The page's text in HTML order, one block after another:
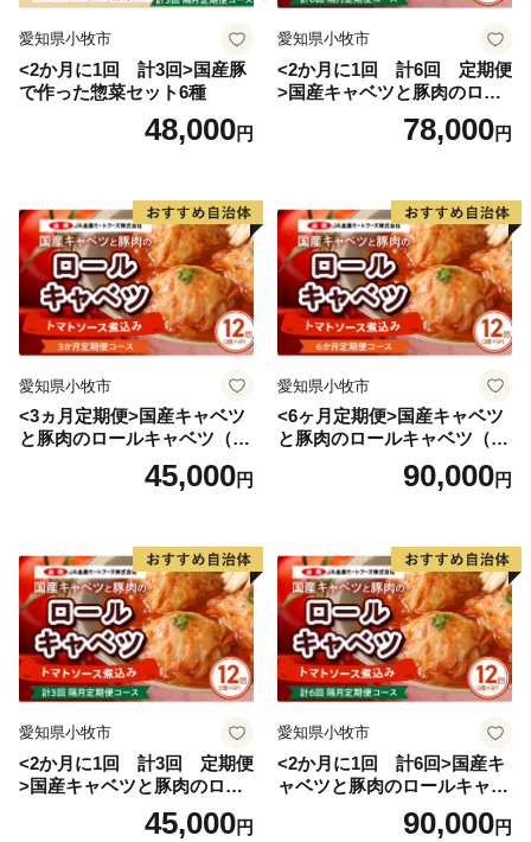
「ニセウエコランドキャンプ場」、北海道内でも数少な
い炭酸泉を楽しめ館内にはレストランやお土産コーナー
ら」など歴史・文化や大自然を満喫できるスッポトが満
ふるさと納税を通じて、まちの再生・活性化、豊かな自
然や文化の継承など、平取町が抱えている課題解決にお
力添えいただいけますとともに、平取町ならではの特産
品をご堪能いただけると幸いです。
愛知県小牧市
<2か月に1回 計3回>国産豚
で作った惣菜セット6種
48,000円
愛知県小牧市
<2か月に1回 計6回 定期便
>国産キャベツと豚肉のロー
ルキャベツ（4P入り）
78,000円
愛知県小牧市
<3ヵ月定期便>国産キャベツ
と豚肉のロールキャベツ（6P
45,000円
愛知県小牧市
<6ヶ月定期便>国産キャベツ
と豚肉のロールキャベツ（6P
90,000円
愛知県小牧市
<2か月に1回 計3回 定期便
>国産キャベツと豚肉のロー
ルキャベツ（6P入り）
45,000円
愛知県小牧市
<2か月に1回 計6回>国産キ
ャベツと豚肉のロールキャベ
90,000円